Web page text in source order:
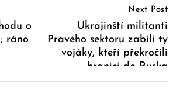
o
ráno
Next Post
Ukrajinští militanti
Pravého sektoru zabili ty
vojáky, kteří překročili
hranici do Ruska